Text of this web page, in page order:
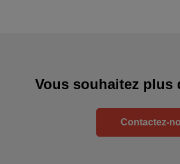
Vous souhaitez
Contactez-